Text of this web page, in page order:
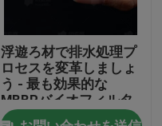
浮遊ろ材で排水処理プ
ロセスを変革しましょ
う - 最も効果的な
MBBRバイオフィルタ
ーろ材